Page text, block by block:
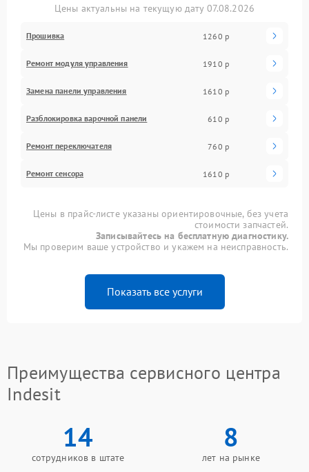
Цены актуальны на текущую дату 07.08.2026
Прошивка 1260 р
Ремонт модуля управления 1910 р
Замена панели управления 1610 р
Разблокировка варочной панели 610 р
Ремонт переключателя 760 р
Ремонт сенсора 1610 р
Цены в прайс-листе указаны ориентировочные, без учета
стоимости запчастей.
Записывайтесь на бесплатную диагностику.
Мы проверим ваше устройство и укажем на неисправность.
Показать все услуги
Преимущества сервисного центра
Indesit
14
сотрудников в штате
8
лет на рынке